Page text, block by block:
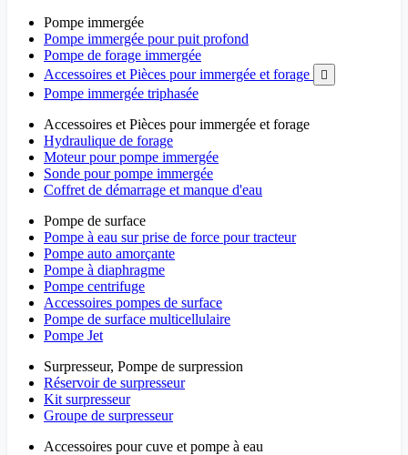
Pompe immergée
Pompe immergée pour puit profond
Pompe de forage immergée
Accessoires et Pièces pour immergée et forage

Pompe immergée triphasée
Accessoires et Pièces pour immergée et forage
Hydraulique de forage
Moteur pour pompe immergée
Sonde pour pompe immergée
Coffret de démarrage et manque d'eau
Pompe de surface
Pompe à eau sur prise de force pour tracteur
Pompe auto amorçante
Pompe à diaphragme
Pompe centrifuge
Accessoires pompes de surface
Pompe de surface multicellulaire
Pompe Jet
Surpresseur, Pompe de surpression
Réservoir de surpresseur
Kit surpresseur
Groupe de surpresseur
Accessoires pour cuve et pompe à eau